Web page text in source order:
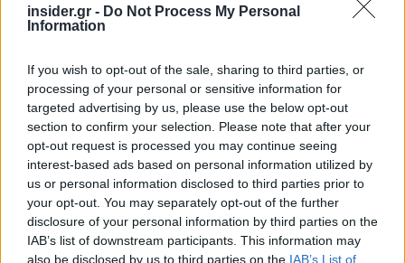
insider.gr - Do Not Process My Personal
Information
If you wish to opt-out of the sale, sharing to third parties, or
processing of your personal or sensitive information for
targeted advertising by us, please use the below opt-out
section to confirm your selection. Please note that after your
opt-out request is processed you may continue seeing
interest-based ads based on personal information utilized by
us or personal information disclosed to third parties prior to
your opt-out. You may separately opt-out of the further
disclosure of your personal information by third parties on the
IAB’s list of downstream participants. This information may
also be disclosed by us to third parties on the IAB’s List of
Ακολουθήστε το insider.gr στο Google News και μάθετε
πρώτοι όλες τις